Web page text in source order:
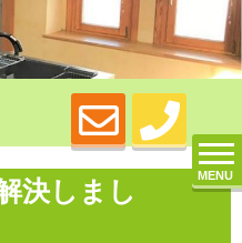
MENU
決しまし